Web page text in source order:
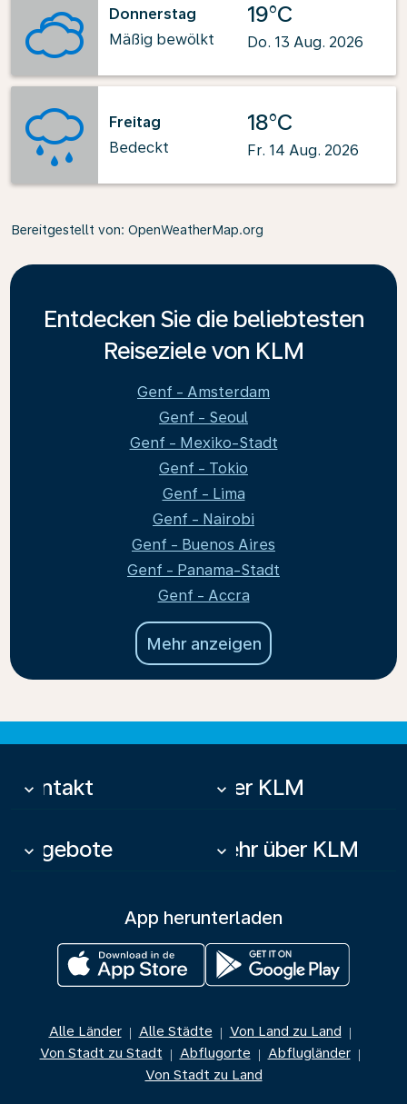
Donnerstag
Mäßig bewölkt
19°C
Do. 13 Aug. 2026
Freitag
Bedeckt
18°C
Fr. 14 Aug. 2026
Bereitgestellt von: OpenWeatherMap.org
Entdecken Sie die beliebtesten
Reiseziele von KLM
Genf - Amsterdam
Genf - Seoul
Genf - Mexiko-Stadt
Genf - Tokio
Genf - Lima
Genf - Nairobi
Genf - Buenos Aires
Genf - Panama-Stadt
Genf - Accra
Mehr anzeigen
Kontakt
keyboard_arrow_down Über KLM
keyboard_arrow_down
Angebote
keyboard_arrow_down Mehr über KLM
keyboard_arrow_down
App herunterladen
Alle Länder | Alle Städte | Von Land zu Land |
Von Stadt zu Stadt | Abflugorte | Abflugländer |
Von Stadt zu Land